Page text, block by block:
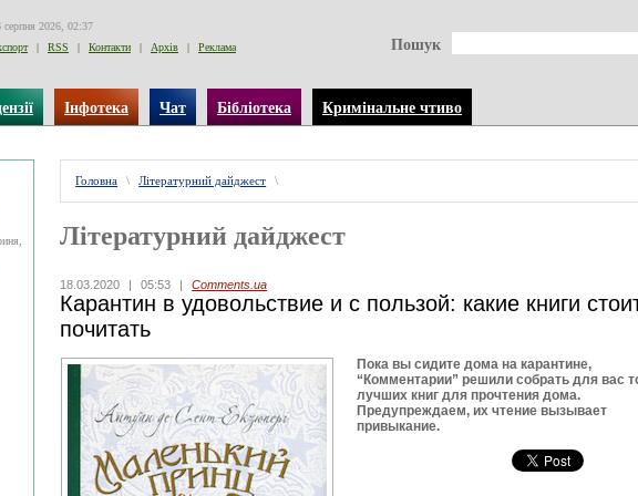
серпня 2026, 02:37
| RSS | Контакти | Архів | Реклама Пошук
Інфотека Чат Бібліотека Кримінальне чтиво
Головна \ Літературний дайджест \
Літературний дайджест
18.03.2020 | 05:53 | Comments.ua
Карантин в удовольствие и с пользой: какие книги
почитать
Пока вы сидите дома на карантине,
“Комментарии” решили собрать для вас
лучших книг для прочтения дома.
Предупреждаем, их чтение вызывает
привыкание.